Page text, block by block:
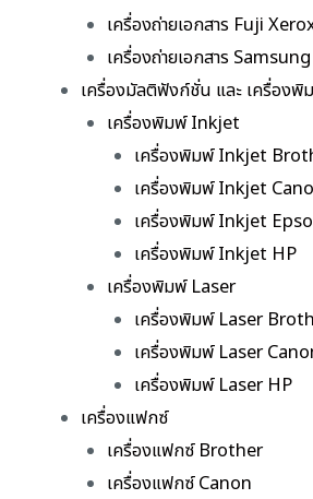
เครื่องถ่ายเอกสาร Fuji
เครื่องถ่ายเอกสาร Samsung
เครื่องมัลติฟังก์ชั่น และ เครื่องพิ
เครื่องพิมพ์ Inkjet
เครื่องพิมพ์ Inkjet
เครื่องพิมพ์ Inkjet
เครื่องพิมพ์ Inkjet
เครื่องพิมพ์ Inkjet HP
เครื่องพิมพ์ Laser
เครื่องพิมพ์ Laser
เครื่องพิมพ์ Laser
เครื่องพิมพ์ Laser HP
เครื่องแฟกซ์
เครื่องแฟกซ์ Brother
เครื่องแฟกซ์ Canon